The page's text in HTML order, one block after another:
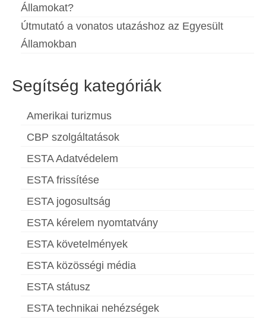
Államokat?
Útmutató a vonatos utazáshoz az Egyesült
Államokban
Segítség kategóriák
Amerikai turizmus
CBP szolgáltatások
ESTA Adatvédelem
ESTA frissítése
ESTA jogosultság
ESTA kérelem nyomtatvány
ESTA követelmények
ESTA közösségi média
ESTA státusz
ESTA technikai nehézségek